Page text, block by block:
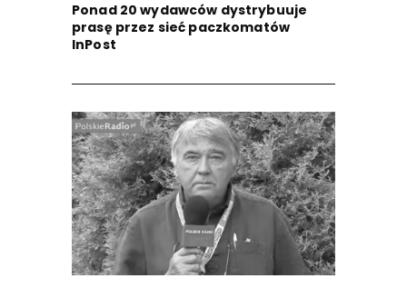
Ponad 20 wydawców dystrybuuje
prasę przez sieć paczkomatów
InPost